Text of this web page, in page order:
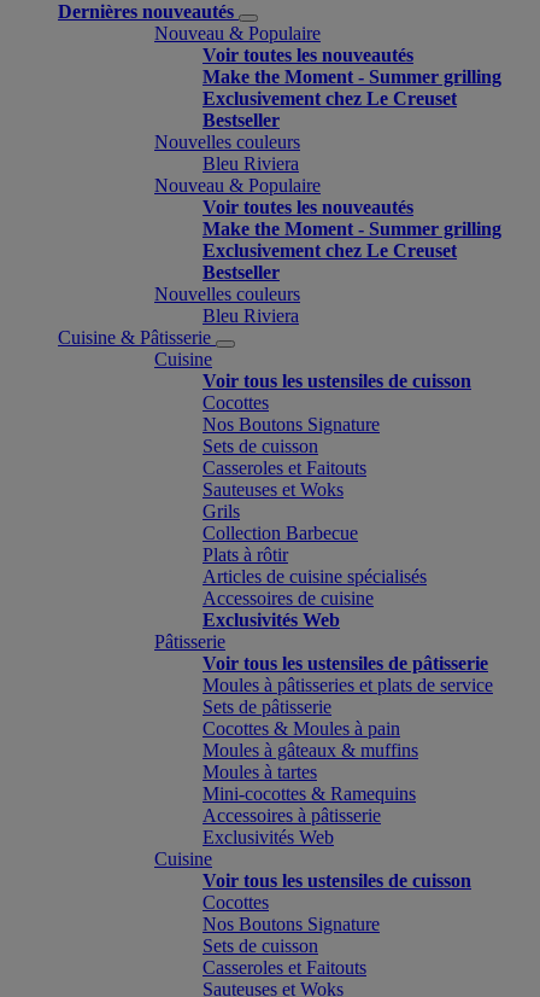
Dernières nouveautés
Nouveau & Populaire
Voir toutes les nouveautés
Make the Moment - Summer grilling
Exclusivement chez Le Creuset
Bestseller
Nouvelles couleurs
Bleu Riviera
Nouveau & Populaire
Voir toutes les nouveautés
Make the Moment - Summer grilling
Exclusivement chez Le Creuset
Bestseller
Nouvelles couleurs
Bleu Riviera
Cuisine & Pâtisserie
Cuisine
Voir tous les ustensiles de cuisson
Cocottes
Nos Boutons Signature
Sets de cuisson
Casseroles et Faitouts
Sauteuses et Woks
Grils
Collection Barbecue
Plats à rôtir
Articles de cuisine spécialisés
Accessoires de cuisine
Exclusivités Web
Pâtisserie
Voir tous les ustensiles de pâtisserie
Moules à pâtisseries et plats de service
Sets de pâtisserie
Cocottes & Moules à pain
Moules à gâteaux & muffins
Moules à tartes
Mini-cocottes & Ramequins
Accessoires à pâtisserie
Exclusivités Web
Cuisine
Voir tous les ustensiles de cuisson
Cocottes
Nos Boutons Signature
Sets de cuisson
Casseroles et Faitouts
Sauteuses et Woks